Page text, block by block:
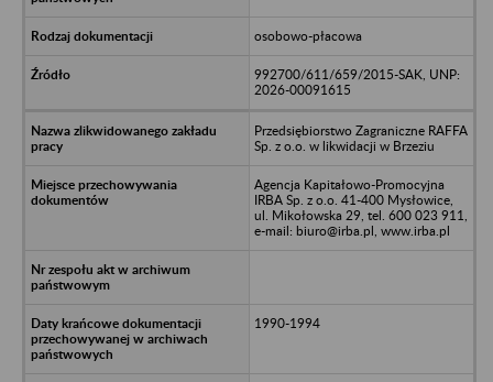
osobowo-płacowa
992700/611/659/2015-SAK, UNP:
2026-00091615
Przedsiębiorstwo Zagraniczne RAFFA
Sp. z o.o. w likwidacji w Brzeziu
Agencja Kapitałowo-Promocyjna
IRBA Sp. z o.o. 41-400 Mysłowice,
ul. Mikołowska 29, tel. 600 023 911,
e-mail: biuro@irba.pl, www.irba.pl
1990-1994